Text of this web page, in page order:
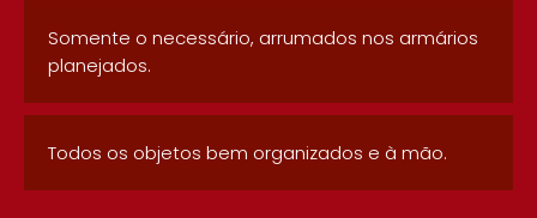
Somente o necessário, arrumados nos armários
planejados.
Todos os objetos bem organizados e à mão.